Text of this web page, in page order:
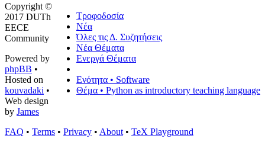
Τροφοδοσία
Νέα
Όλες τις Δ. Συζητήσεις
Νέα Θέματα
Ενεργά Θέματα
Ενότητα • Software
Θέμα • Python as introductory teaching language
Copyright ©
2017 DUTh
EECE
Community
Powered by
phpBB •
Hosted on
kouvadaki •
Web design
by James
FAQ • Terms • Privacy • About • TeX Playground